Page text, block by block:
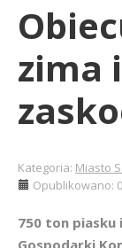
zima
Kategoria: Miasto
Opublikowano:
750 ton piasku
Gospodarki